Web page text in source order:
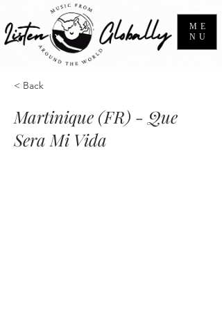
ME
NU
< Back
Martinique (FR) - Que
Sera Mi Vida